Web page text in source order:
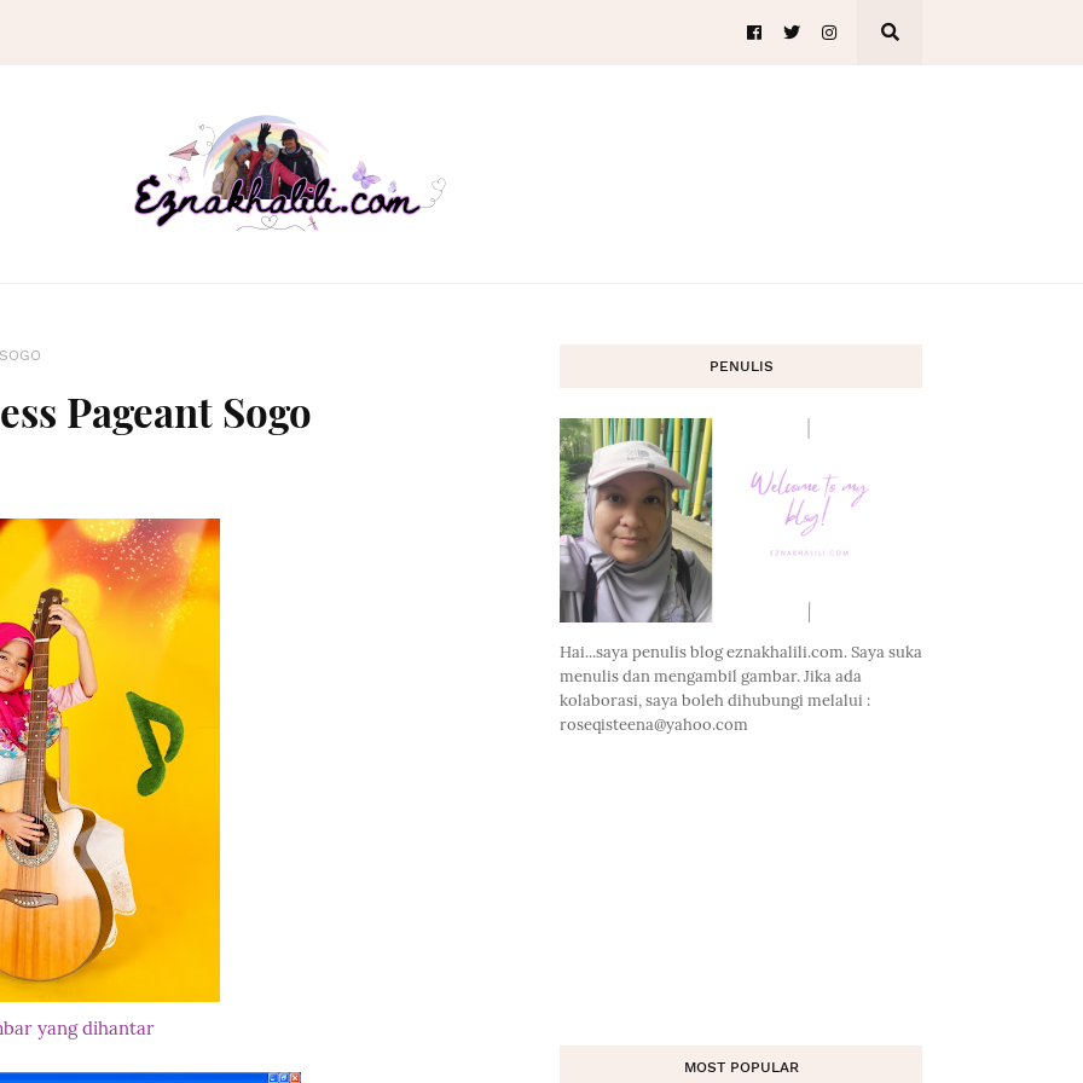
Pageant Sogo
yang dihantar
PENULIS
Hai...saya penulis blog eznakhalili.com. Saya suka
menulis dan mengambil gambar. Jika ada
kolaborasi, saya boleh dihubungi melalui :
roseqisteena@yahoo.com
MOST POPULAR